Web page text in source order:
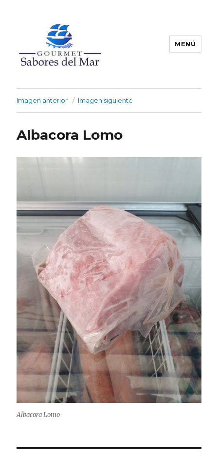
MENÚ
Imagen anterior Imagen siguiente
Albacora Lomo
Albacora Lomo